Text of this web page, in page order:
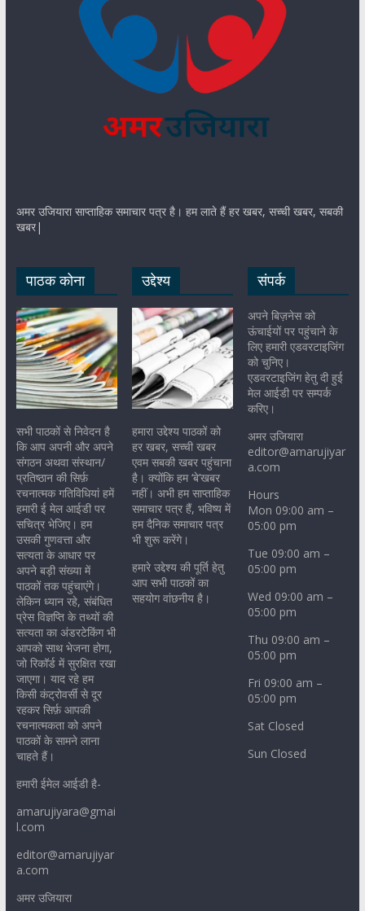
अमर उजियारा साप्ताहिक समाचार पत्र है। हम लाते हैं हर खबर, सच्ची खबर, सबकी
खबर|
पाठक कोना
सभी पाठकों से निवेदन है
कि आप अपनी और अपने
संगठन अथवा संस्थान/
प्रतिष्ठान की सिर्फ़
रचनात्मक गतिविधियां हमें
हमारी ई मेल आईडी पर
सचित्र भेजिए। हम
उसकी गुणवत्ता और
सत्यता के आधार पर
अपने बड़ी संख्या में
पाठकों तक पहुंचाएंगे।
लेकिन ध्यान रहे, संबंधित
प्रेस विज्ञप्ति के तथ्यों की
सत्यता का अंडरटेकिंग भी
आपको साथ भेजना होगा,
जो रिकॉर्ड में सुरक्षित रखा
जाएगा। याद रहे हम
किसी कंट्रोवर्सी से दूर
रहकर सिर्फ़ आपकी
रचनात्मकता को अपने
पाठकों के सामने लाना
चाहते हैं।
हमारी ईमेल आईडी है-
amarujiyara@gmai
l.com
editor@amarujiyar
a.com
अमर उजियारा
उद्देश्य
हमारा उद्देश्य पाठकों को
हर खबर, सच्ची खबर
एवम सबकी खबर पहुंचाना
है। क्योंकि हम ‘बे’खबर
नहीं। अभी हम साप्ताहिक
समाचार पत्र हैं, भविष्य में
हम दैनिक समाचार पत्र
भी शुरू करेंगे।
हमारे उद्देश्य की पूर्ति हेतु
आप सभी पाठकों का
सहयोग वांछनीय है।
संपर्क
अपने बिज़नेस को
ऊंचाईयों पर पहुंचाने के
लिए हमारी एडवरटाइजिंग
को चुनिए।
एडवरटाइजिंग हेतु दी हुई
मेल आईडी पर सम्पर्क
करिए।
अमर उजियारा
editor@amarujiyar
a.com
Hours
Mon 09:00 am –
05:00 pm
Tue 09:00 am –
05:00 pm
Wed 09:00 am –
05:00 pm
Thu 09:00 am –
05:00 pm
Fri 09:00 am –
05:00 pm
Sat Closed
Sun Closed